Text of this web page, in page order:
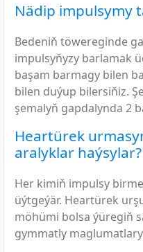
Nädip impulsymy
Bedeniň töwereginde
impulsyňyzy barlamak
başam barmagy bilen
bilen duýup bilersiňiz.
şemalyň gapdalynda 2
Heartürek
aralyklar haýsylar?
Her kimiň impulsy
üýtgeýär. Heartürek
möhümi bolsa ýüregiň
gymmatly